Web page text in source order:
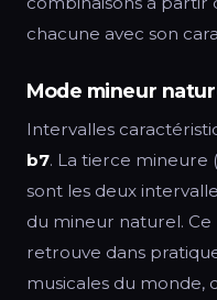
chacune avec son
Mode mineur
Intervalles
b7. La tierce mineure
sont les deux
du mineur naturel. Ce
retrouve dans
musicales du monde,